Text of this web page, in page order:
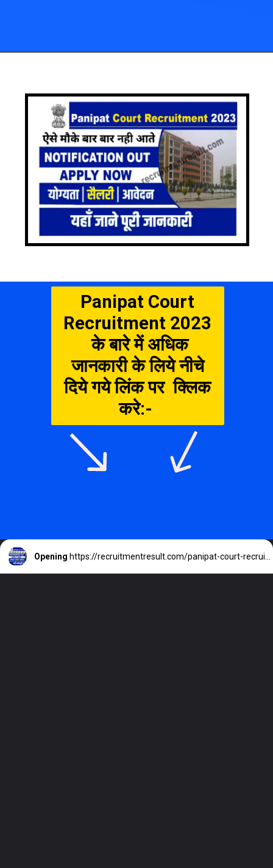
Panipat Court
Recruitment 2023
के बारे में अधिक
जानकारी के लिये नीचे
दिये गये लिंक पर क्लिक
करे:-
Opening https://recruitmentresult.com/panipat-court-recruitment-2023/